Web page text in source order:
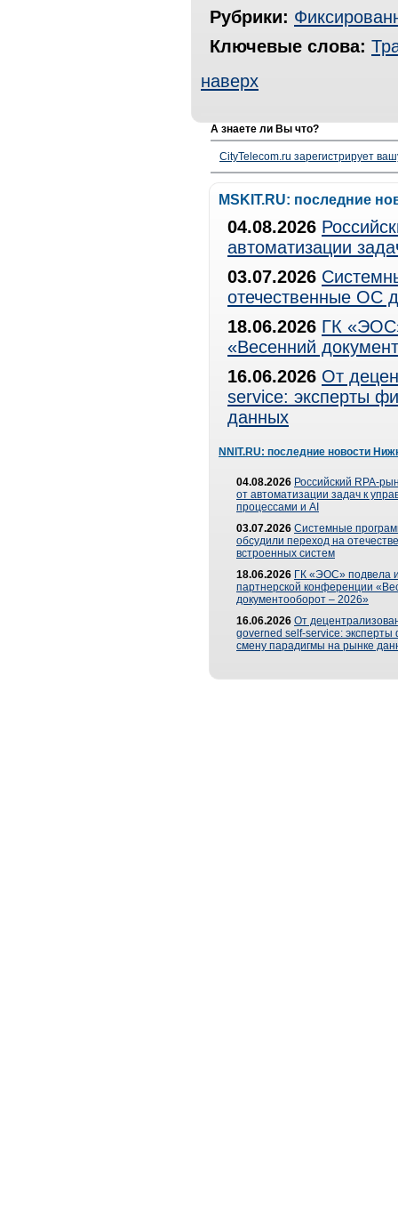
Рубрики:
Ключевые слова:
наверх
А знаете ли Вы что?
CityTelecom.ru зарегистрирует
MSKIT.RU: последние
04.08.2026
автоматизации
03.07.2026
отечественные ОС
18.06.2026 ГК
«Весенний
16.06.2026 От
service: эксперты
данных
NNIT.RU: последние новости
04.08.2026 Российский RPA-
от автоматизации задач к
процессами и AI
03.07.2026 Системные
обсудили переход на
встроенных систем
18.06.2026 ГК «ЭОС» подвела
партнерской конференции
документооборот – 2026»
16.06.2026 От
governed self-service: эксперты
смену парадигмы на рынке